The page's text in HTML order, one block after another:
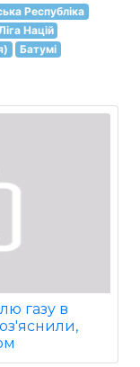
Республіка
Націй
Батумі
газу в